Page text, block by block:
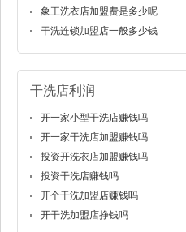
象王洗衣店加盟费是多少呢
干洗连锁加盟店一般多少钱
干洗店利润
开一家小型干洗店赚钱吗
开一家干洗店加盟赚钱吗
投资开洗衣店加盟赚钱吗
投资干洗店赚钱吗
开个干洗加盟店赚钱吗
开干洗加盟店挣钱吗